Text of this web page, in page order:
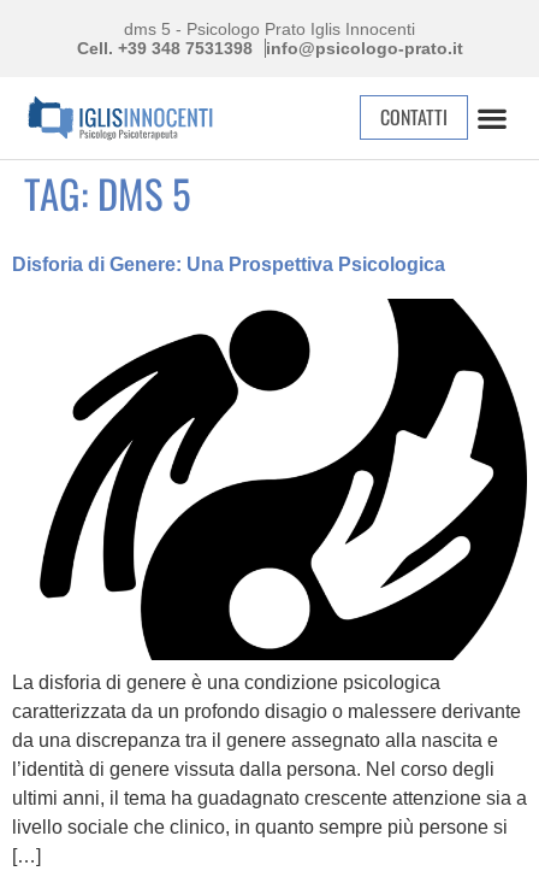
dms 5 - Psicologo Prato Iglis Innocenti
Cell. +39 348 7531398
info@psicologo-prato.it
CONTATTI
TAG: DMS 5
Disforia di Genere: Una Prospettiva Psicologica
La disforia di genere è una condizione psicologica
caratterizzata da un profondo disagio o malessere derivante
da una discrepanza tra il genere assegnato alla nascita e
l’identità di genere vissuta dalla persona. Nel corso degli
ultimi anni, il tema ha guadagnato crescente attenzione sia a
livello sociale che clinico, in quanto sempre più persone si
[…]